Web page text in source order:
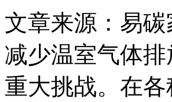
文章来源：易碳
减少温室气体
重大挑战。在